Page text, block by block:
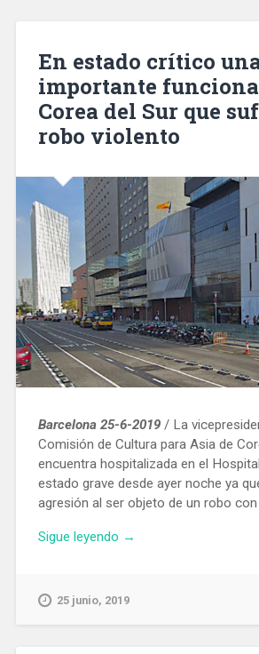
En estado crítico
importante
Corea del Sur que
robo violento
Barcelona 25-6-2019/ La
Comisión de Cultura para Asia de
encuentra hospitalizada en el
estado grave desde ayer noche ya
agresión al ser objeto de un robo con
Sigue leyendo «En
una
→
25 junio, 2019